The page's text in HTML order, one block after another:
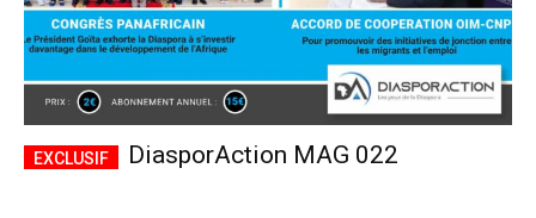
DiasporAction MAG 022